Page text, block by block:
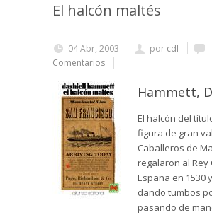
El halcón maltés
04 Abr, 2003 por cdl
Comentarios
Hammett,
El halcón del
figura de gran
Caballeros de
regalaron al Rey
España en 1530
dando tumbos
pasando de